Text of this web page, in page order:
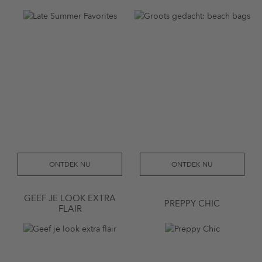
ONTDEK NU ONTDEK NU
GEEF JE LOOK EXTRA
FLAIR
PREPPY CHIC